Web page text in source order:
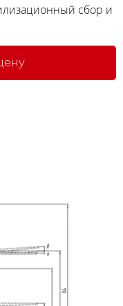
сбор и